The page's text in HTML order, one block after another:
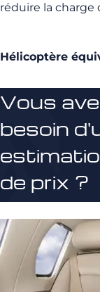
réduire la charge
Hélicoptère
Vous
besoin
de prix ?